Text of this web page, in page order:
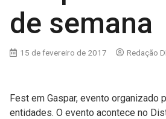
de semana
15 de fevereiro de 2017 Redação
Fest em Gaspar, evento organizado
entidades. O evento acontece no